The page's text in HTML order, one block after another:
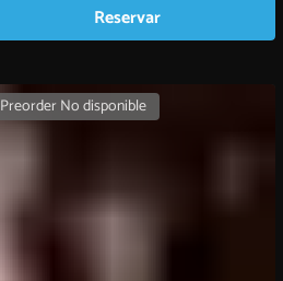
Reservar
Preorder No disponible